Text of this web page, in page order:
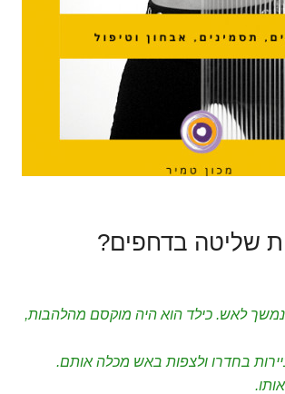
שליטה בדחפים?
נמשך לאש. כילד הוא היה מוקסם מהלהבות,
בחדרו ולצפות באש מכלה אותם.